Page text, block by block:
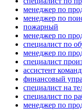
менеджер по
менеджер по
пожарный
менеджер по
специалист по
менеджер по
специалист
ассистент
финансовый
специалист на
специалист по
менеджер по